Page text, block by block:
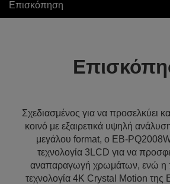
Επισκόπηση
Σχεδιασμένος για να προσελκύει
κοινό με εξαιρετικά υψηλή
μεγάλου format, ο EB-PQ2008W
τεχνολογία 3LCD για να
αναπαραγωγή χρωμάτων, ενώ η
τεχνολογία 4K Crystal Motion της